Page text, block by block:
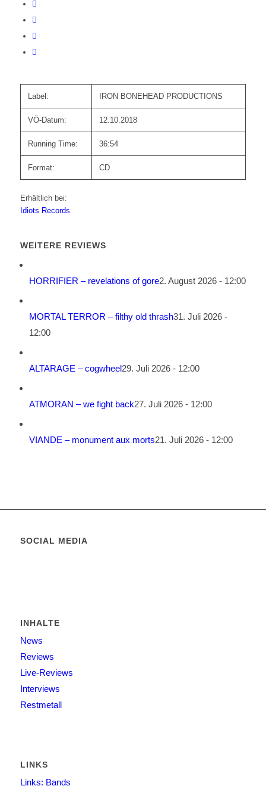
Label: IRON BONEHEAD PRODUCTIONS
VÖ-Datum: 12.10.2018
Running Time: 36:54
Format: CD
Erhältlich bei:
Idiots Records
WEITERE REVIEWS
HORRIFIER – revelations of gore2. August 2026 - 12:00
MORTAL TERROR – filthy old thrash31. Juli 2026 -
12:00
ALTARAGE – cogwheel29. Juli 2026 - 12:00
ATMORAN – we fight back27. Juli 2026 - 12:00
VIANDE – monument aux morts21. Juli 2026 - 12:00
SOCIAL MEDIA
INHALTE
News
Reviews
Live-Reviews
Interviews
Restmetall
LINKS
Links: Bands